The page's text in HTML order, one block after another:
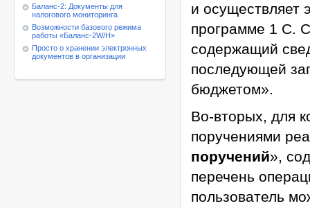
Баланс-2: Документы для
налогового мониторинга
Возможности базового режима
работы «Баланс-2W/Н»
Просто о хранении электронных
документов в организации
и осуществляет
программе 1 С.
содержащий
последующей
бюджетом».
Во-вторых, для
поручениями
поручений»,
перечень
пользователь